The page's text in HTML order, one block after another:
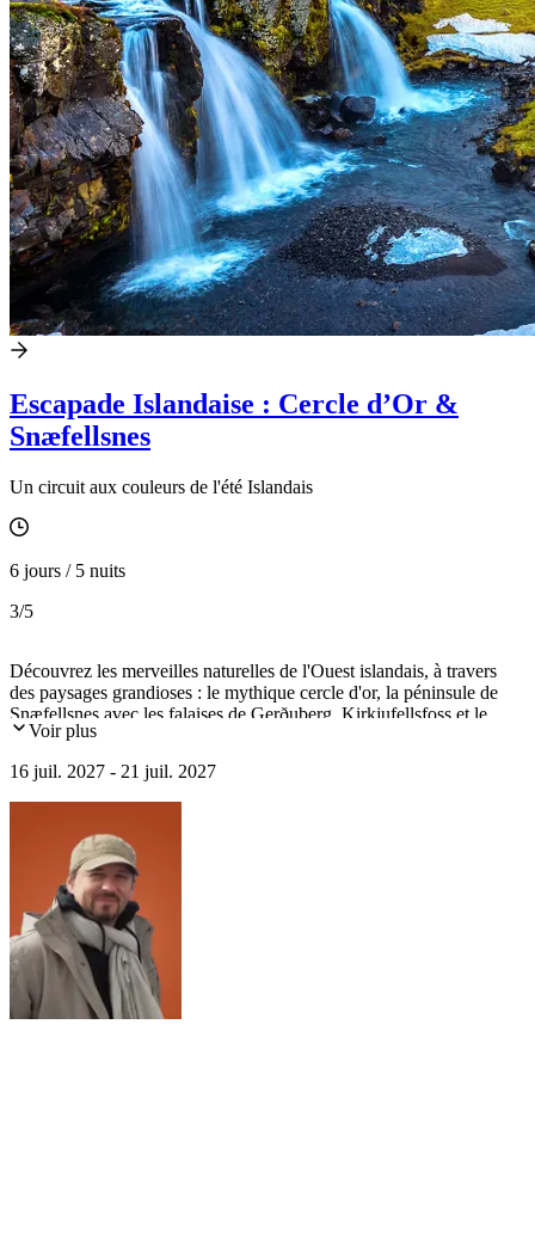
Escapade Islandaise : Cercle d’Or &
Snæfellsnes
Un circuit aux couleurs de l'été Islandais
6 jours / 5 nuits
3/5
Découvrez les merveilles naturelles de l'Ouest islandais, à travers
des paysages grandioses : le mythique cercle d'or, la péninsule de
Snæfellsnes avec les falaises de Gerðuberg, Kirkjufellsfoss et le
mont Kirkjufell, la cascade de Hraunfossar... avec le passionnant
condensé de l'Islande éternelle.
Voir plus
16 juil. 2027 - 21 juil. 2027